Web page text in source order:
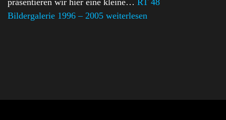
präsentieren wir hier eine kleine… RT 48
Bildergalerie 1996 – 2005 weiterlesen